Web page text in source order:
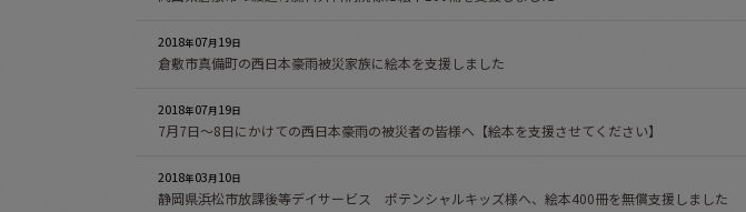
2018年07月19日
倉敷市真備町の西日本豪雨被災家族に絵本を支援しました
2018年07月19日
7月7日～8日にかけての西日本豪雨の被災者の皆様へ【絵本を支援させてください】
2018年03月10日
静岡県浜松市放課後等デイサービス ポテンシャルキッズ様へ、絵本400冊を無償支援しました